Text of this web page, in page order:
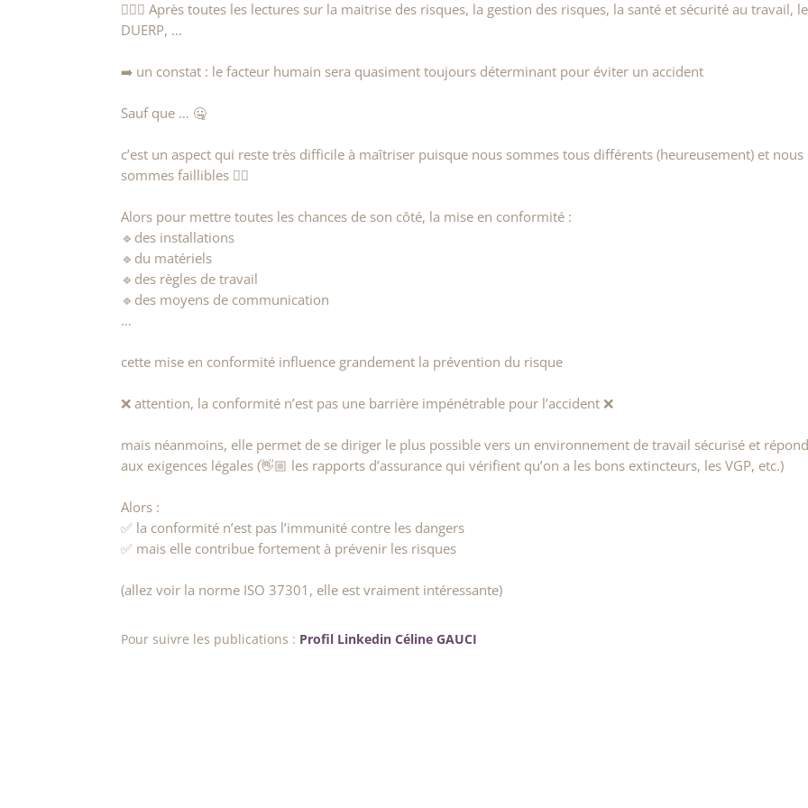
👷🏻‍♀️ Après toutes les lectures sur la maitrise des risques, la gestion des risques, la santé et sécurité au travail, le
DUERP, …
➡️ un constat : le facteur humain sera quasiment toujours déterminant pour éviter un accident
Sauf que … 🤐
c’est un aspect qui reste très difficile à maîtriser puisque nous sommes tous différents (heureusement) et nous
sommes faillibles 🤷‍♀️
Alors pour mettre toutes les chances de son côté, la mise en conformité :
🔹️des installations
🔹️du matériels
🔹️des règles de travail
🔹️des moyens de communication
…
cette mise en conformité influence grandement la prévention du risque
❌ attention, la conformité n’est pas une barrière impénétrable pour l’accident ❌
mais néanmoins, elle permet de se diriger le plus possible vers un environnement de travail sécurisé et
aux exigences légales (👋🏼 les rapports d’assurance qui vérifient qu’on a les bons extincteurs, les VGP, etc.)
Alors :
✅ la conformité n’est pas l’immunité contre les dangers
✅ mais elle contribue fortement à prévenir les risques
(allez voir la norme ISO 37301, elle est vraiment intéressante)
Pour suivre les publications : Profil Linkedin Céline GAUCI